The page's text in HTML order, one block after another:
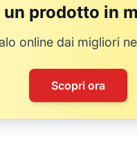
un prodotto in
online dai migliori
Scopri ora